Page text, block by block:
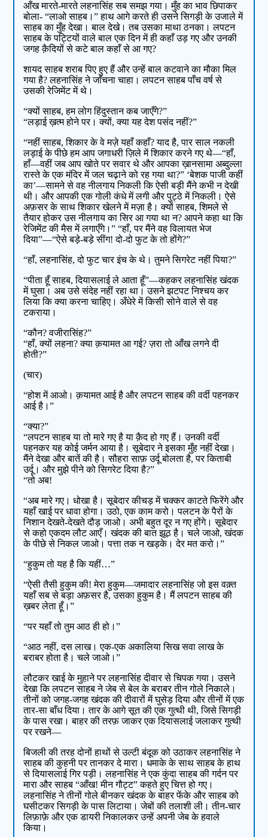
आँख मारते-मारते लहनासिंह सब समझ गया। मुँह का भाव छिपाकर
बोला- “लाओ साहब।” हाथ आगे करते ही उसने सिगड़ी के उजाले में
साहब का मुँह देखा। बाल देखे। तब उसका माथा ठनका। लपटन
साहब के पट्टियों वाले बाल एक दिन में ही कहाँ उड़ गए और उनकी
जगह क़ैदियों से कटे बाल कहाँ से आ गए?
शायद साहब शराब पिए हुए हैं और उन्हें बाल कटवाने का मौका मिल
गया है? लहनासिंह ने जाँचना चाहा। लपटन साहब पाँच वर्ष से
उसकी रेजिमेंट में थे।
“क्यों साहब, हम लोग हिंदुस्तान कब जाएँगे?”
“लड़ाई ख़त्म होने पर। क्यों, क्या यह देश पसंद नहीं?”
“नहीं साहब, शिकार के वे मज़े यहाँ कहाँ? याद है, पार साल नकली
लड़ाई के पीछे हम आप जगाधरी ज़िले में शिकार करने गए थे—“हाँ,
हाँ—वहीं जब आप खोते पर सवार थे और आपका ख़ानसामा अब्दुल्ला
रास्ते के एक मंदिर में जल चढ़ाने को रह गया था?” ‘बेशक पाजी कहीं
का’—सामने से वह नीलगाय निकली कि ऐसी बड़ी मैंने कभी न देखी
थी। और आपकी एक गोली कंधे में लगी और पुट्ठे में निकली। ऐसे
अफ़सर के साथ शिकार खेलने में मज़ा है। क्यों साहब, शिमले से
तैयार होकर उस नीलगाय का सिर आ गया था न? आपने कहा था कि
रेजिमेंट की मैस में लगाएँगे।” “हाँ, पर मैंने वह विलायत भेज
दिया”—“ऐसे बड़े-बड़े सींग! दो-दो फुट के तो होंगे?”
“हाँ, लहनासिंह, दो फुट चार इंच के थे। तुमने सिगरेट नहीं पिया?”
“पीता हूँ साहब, दियासलाई ले आता हूँ”—कहकर लहनासिंह खंदक
में घुसा। अब उसे संदेह नहीं रहा था। उसने झटपट निश्चय कर
लिया कि क्या करना चाहिए। अँधेरे में किसी सोने वाले से वह
टकराया।
“कौन? वजीरासिंह?”
“हाँ, क्यों लहना? क्या क़यामत आ गई? ज़रा तो आँख लगने दी
होती?”
(चार)
“होश में आओ। क़यामत आई है और लपटन साहब की वर्दी पहनकर
आई है।”
“क्या?”
“लपटन साहब या तो मारे गए है या क़ैद हो गए हैं। उनकी वर्दी
पहनकर यह कोई जर्मन आया है। सूबेदार ने इसका मुँह नहीं देखा।
मैंने देखा और बातें की है। सौहरा साफ़ उर्दू बोलता है, पर किताबी
उर्दू। और मुझे पीने को सिगरेट दिया है?”
“तो अब!
“अब मारे गए। धोखा है। सूबेदार कीचड़ में चक्कर काटते फिरेंगे और
यहाँ खाई पर धावा होगा। उठो, एक काम करो। पलटन के पैरों के
निशान देखते-देखते दौड़ जाओ। अभी बहुत दूर न गए होंगे। सूबेदार
से कहो एकदम लौट आएँ। खंदक की बात झूठ है। चले जाओ, खंदक
के पीछे से निकल जाओ। पत्ता तक न खड़के। देर मत करो।”
“हुकुम तो यह है कि यहीं…”
“ऐसी तैसी हुकुम की! मेरा हुकुम—जमादार लहनासिंह जो इस वक़्त
यहाँ सब से बड़ा अफ़सर है, उसका हुकुम है। मैं लपटन साहब की
ख़बर लेता हूँ।”
“पर यहाँ तो तुम आठ ही हो।”
“आठ नहीं, दस लाख। एक-एक अकालिया सिख सवा लाख के
बराबर होता है। चले जाओ।”
लौटकर खाई के मुहाने पर लहनासिंह दीवार से चिपक गया। उसने
देखा कि लपटन साहब ने जेब से बेल के बराबर तीन गोले निकाले।
तीनों को जगह-जगह खंदक की दीवारों में घुसेड़ दिया और तीनों में एक
तार-सा बाँध दिया। तार के आगे सूत की एक गुत्थी थी, जिसे सिगड़ी
के पास रखा। बाहर की तरफ़ जाकर एक दियासलाई जलाकर गुत्थी
पर रखने—
बिजली की तरह दोनों हाथों से उल्टी बंदूक को उठाकर लहनासिंह ने
साहब की कुहनी पर तानकर दे मारा। धमाके के साथ साहब के हाथ
से दियासलाई गिर पड़ी। लहनासिंह ने एक कुंदा साहब की गर्दन पर
मारा और साहब “आँख! मीन गौट्ट” कहते हुए चित्त हो गए।
लहनासिंह ने तीनों गोले बीनकर खंदक के बाहर फेंके और साहब को
घसीटकर सिगड़ी के पास लिटाया। जेबों की तलाशी ली। तीन-चार
लिफ़ाफ़े और एक डायरी निकालकर उन्हें अपनी जेब के हवाले
किया।